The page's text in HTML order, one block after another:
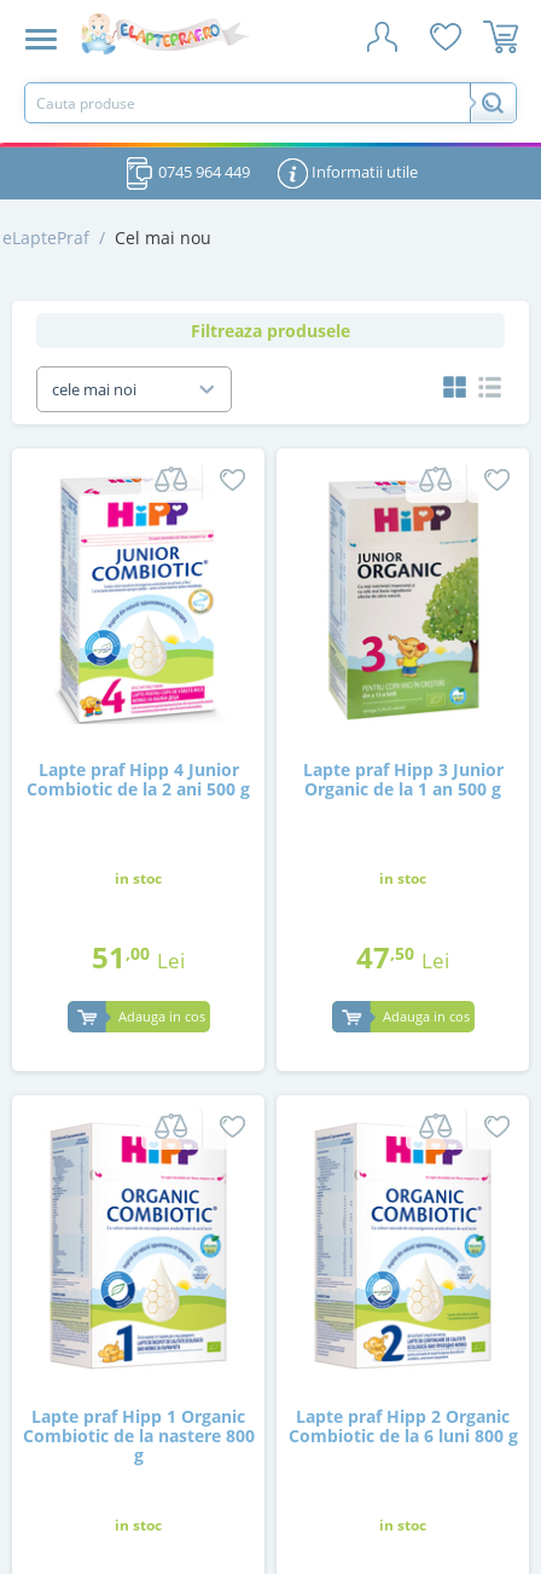
0745 964 449 Informatii utile
eLaptePraf / Cel mai nou
Filtreaza produsele
cele mai noi
Lapte praf Hipp 4 Junior
Combiotic de la 2 ani 500 g
in stoc
51 ,00 Lei
Adauga in cos
Lapte praf Hipp 3 Junior
Organic de la 1 an 500 g
in stoc
47,50 Lei
Adauga in cos
Lapte praf Hipp 1 Organic
Combiotic de la nastere 800
g
in stoc
Lapte praf Hipp 2 Organic
Combiotic de la 6 luni 800 g
in stoc